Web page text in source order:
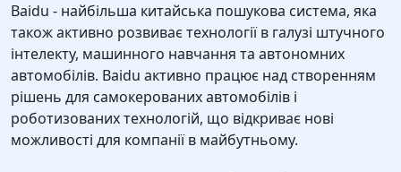
Baidu - найбільша китайська пошукова система, яка
також активно розвиває технології в галузі штучного
інтелекту, машинного навчання та автономних
автомобілів. Baidu активно працює над створенням
рішень для самокерованих автомобілів і
роботизованих технологій, що відкриває нові
можливості для компанії в майбутньому.